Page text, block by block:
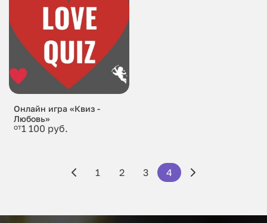
Онлайн игра «Квиз -
Любовь»
от1 100 руб.
1 2 3 4